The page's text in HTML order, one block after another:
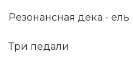
Резонансная дека - ель
Три педали